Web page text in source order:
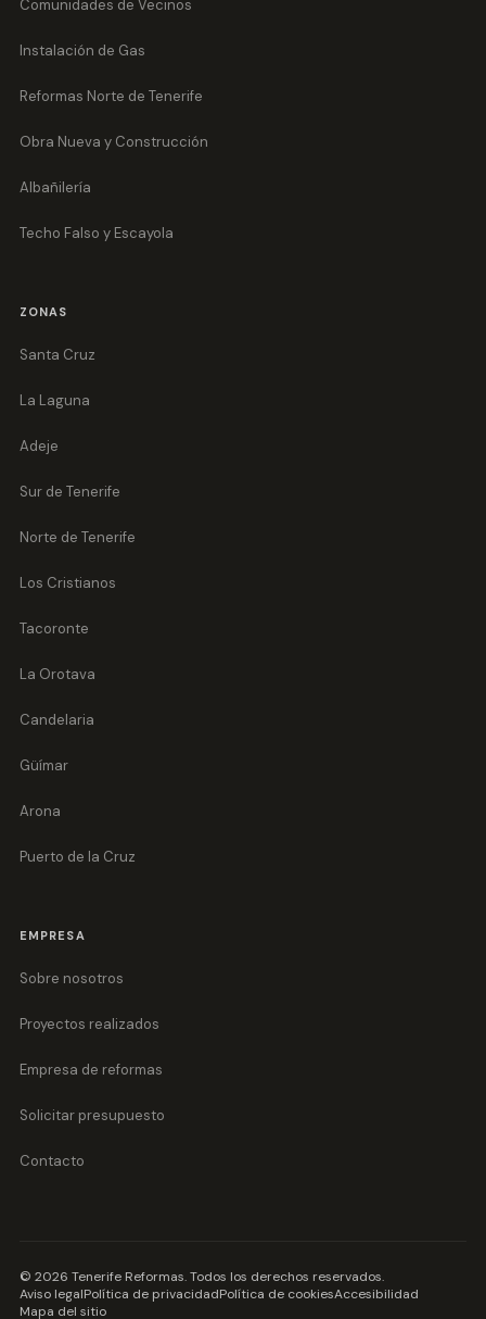
Comunidades de Vecinos
Instalación de Gas
Reformas Norte de Tenerife
Obra Nueva y Construcción
Albañilería
Techo Falso y Escayola
ZONAS
Santa Cruz
La Laguna
Adeje
Sur de Tenerife
Norte de Tenerife
Los Cristianos
Tacoronte
La Orotava
Candelaria
Güímar
Arona
Puerto de la Cruz
EMPRESA
Sobre nosotros
Proyectos realizados
Empresa de reformas
Solicitar presupuesto
Contacto
© 2026 Tenerife Reformas. Todos los derechos reservados.
Aviso legalPolítica de privacidadPolítica de cookiesAccesibilidad
Mapa del sitio